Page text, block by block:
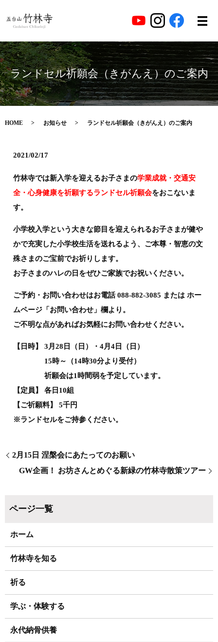
ランドセル祈願会（きがんえ）のご案内
HOME お知らせ ランドセル祈願会（きがんえ）のご案内
2021/02/17
竹林寺では新入学を迎えるお子さまの学業成就・交通安
全・心身健康を祈願するランドセル祈願会をおこないま
す。
小学校入学という大きな節目を迎えられるお子さまが健や
かで充実した小学校生活を送れるよう、ご本尊・智恵の文
殊さまのご宝前でお祈りします。
お子さまのハレの日をぜひご家族でお祝いください。
ご予約・お問い合わせはお電話 088-882-3085 または ホー
ムページ「お問い合わせ」欄より。
ご不明な点があればお気軽にお問い合わせください。
【日時】 3月28日（日）・4月4日（日）
15時～（14時30分より受付）
祈願会は1時間弱を予定しています。
【定員】 各日10組
【ご祈願料】 5千円
※ランドセルをご持参ください。
2月15日 涅槃会にあたってのお願い
GW企画！ お坊さんとめぐる新緑の竹林寺散策ツアー
ホーム
竹林寺を知る
祈る
学ぶ・体験する
永代納骨供養